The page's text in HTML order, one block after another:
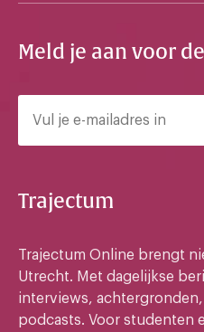
Meld je aan voor
Trajectum
Trajectum Online brengt
Utrecht. Met dagelijkse
interviews,
podcasts. Voor studenten